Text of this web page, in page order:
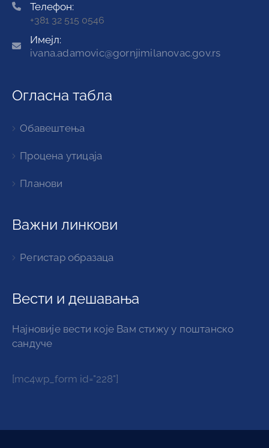
Телефон:
+381 32 515 0546
Имејл:
ivana.adamovic@gornjimilanovac.gov.rs
Огласна табла
Обавештења
Процена утицаја
Планови
Важни линкови
Регистар образаца
Вести и дешавања
Најновије вести које Вам стижу у поштанско
сандуче
[mc4wp_form id="228"]